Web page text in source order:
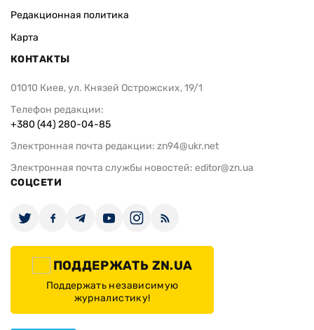
Редакционная политика
Карта
КОНТАКТЫ
01010 Киев, ул. Князей Острожских, 19/1
Телефон редакции:
+380 (44) 280-04-85
Электронная почта редакции: zn94@ukr.net
Электронная почта службы новостей: editor@zn.ua
СОЦСЕТИ
ПОДДЕРЖАТЬ ZN.UA
Поддержать независимую
журналистику!